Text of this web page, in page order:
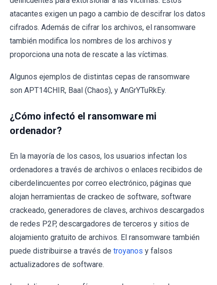
atacantes exigen un pago a cambio de descifrar los datos
cifrados. Además de cifrar los archivos, el ransomware
también modifica los nombres de los archivos y
proporciona una nota de rescate a las víctimas.
Algunos ejemplos de distintas cepas de ransomware
son APT14CHIR, Baal (Chaos), y AnGrYTuRkEy.
¿Cómo infectó el ransomware mi
ordenador?
En la mayoría de los casos, los usuarios infectan los
ordenadores a través de archivos o enlaces recibidos de
ciberdelincuentes por correo electrónico, páginas que
alojan herramientas de crackeo de software, software
crackeado, generadores de claves, archivos descargados
de redes P2P, descargadores de terceros y sitios de
alojamiento gratuito de archivos. El ransomware también
puede distribuirse a través de troyanos y falsos
actualizadores de software.